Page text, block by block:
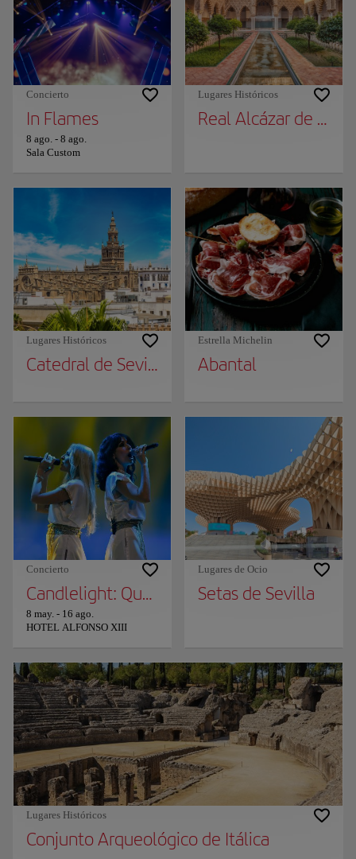
Concierto
In Flames
8 ago. - 8 ago.
Sala Custom
Lugares Históricos
Real Alcázar de
Lugares Históricos
Catedral de Sevilla
Estrella Michelin
Abantal
Concierto
Candlelight: Queen vs. ABBA
8 may. - 16 ago.
HOTEL ALFONSO XIII
Lugares de Ocio
Setas de Sevilla
Lugares Históricos
Conjunto Arqueológico de Itálica